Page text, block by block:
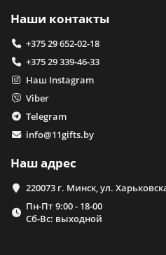
Наши контакты
+375 29 652-02-18
+375 29 339-46-33
Наш Instagram
Viber
Telegram
info@11gifts.by
Наш адрес
220073 г. Минск, ул.
Пн-Пт 9:00 - 18-00
Сб-Вс: выходной